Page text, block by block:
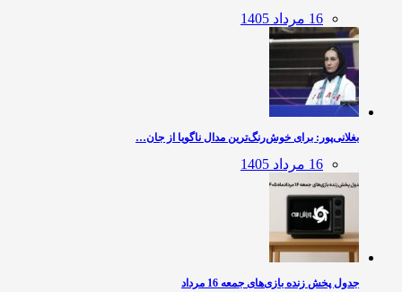
16 مرداد 1405
بغلانی‌پور: برای خوش‌رنگ‌ترین مدال ناگویا از جان…
16 مرداد 1405
جدول پخش زنده بازی‌های جمعه 16 مرداد